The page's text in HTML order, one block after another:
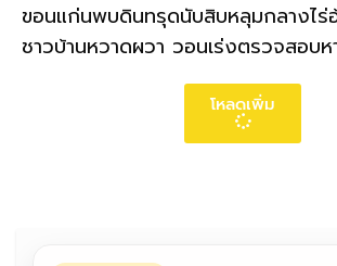
ขอนแก่นพบดินทรุดนับสิบหลุมกลางไร่
ชาวบ้านหวาดผวา วอนเร่งตรวจสอบห
โหลดเพิ่ม